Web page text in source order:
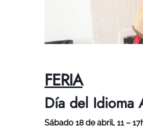
FERIA
Día del Idioma
Sábado 18 de abril, 11 –